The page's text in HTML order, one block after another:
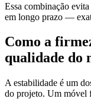
Essa combinação
em longo prazo —
Como a
qualidade do
A estabilidade é um
do projeto. Um móvel